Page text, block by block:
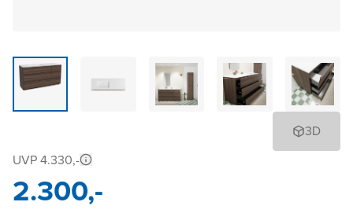
3D
UVP 4.330,-
2.300,-